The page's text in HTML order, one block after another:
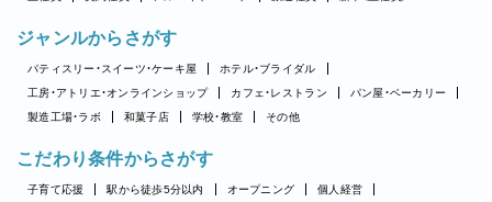
ジャンルからさがす
パティスリー・スイーツ・ケーキ屋
ホテル・ブライダル
工房・アトリエ・オンラインショップ
カフェ・レストラン
パン屋・ベーカリー
製造工場・ラボ
和菓子店 学校・教室 その他
こだわり条件からさがす
子育て応援 駅から徒歩5分以内 オープニング
個人経営